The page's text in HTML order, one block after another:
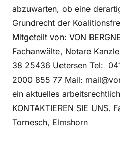
abzuwarten, ob eine
Grundrecht der
Mitgeteilt von: VON
Fachanwälte, Notare
38 25436 Uetersen Tel:
2000 855 77 Mail:
ein aktuelles
KONTAKTIEREN SIE UNS.
Tornesch, Elmshorn